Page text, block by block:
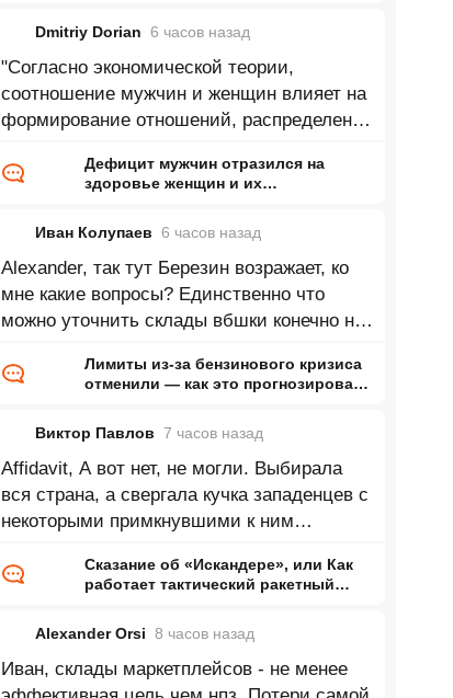
Dmitriy Dorian 6 часов назад
"Согласно экономической теории,
соотношение мужчин и женщин влияет на
формирование отношений, распределение
Дефицит мужчин отразился на
здоровье женщин и их
Иван Колупаев 6 часов назад
Alexander, так тут Березин возражает, ко
мне какие вопросы? Единственно что
можно уточнить склады вбшки конечно не
Лимиты из-за бензинового кризиса
отменили — как это прогнозировал
Виктор Павлов 7 часов назад
Affidavit, А вот нет, не могли. Выбирала
вся страна, а свергала кучка западенцев с
некоторыми примкнувшими к ним
Сказание об «Искандере», или Как
работает тактический ракетный
Alexander Orsi 8 часов назад
Иван, склады маркетплейсов - не менее